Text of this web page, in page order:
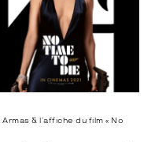
& l’affiche du film « No